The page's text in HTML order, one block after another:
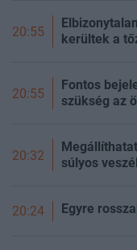
20:55
kerültek a
20:55
Fontos
szükség az
20:32
súlyos
20:24 Egyre